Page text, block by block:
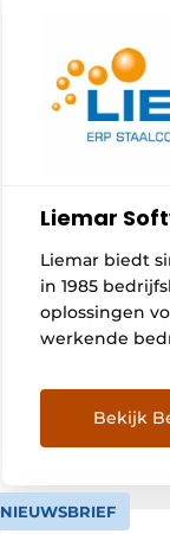
Liemar
Liemar biedt
in 1985
oplossingen
werkende
Onze missie
jouw bedrijf
optimaliseren
meer rust en
bij de
Bekijk
NIEUWSBRIEF